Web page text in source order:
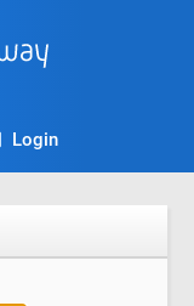
Login